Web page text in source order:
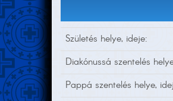
Születés helye, ideje:
Diakónussá szentelés
Pappá szentelés helye,